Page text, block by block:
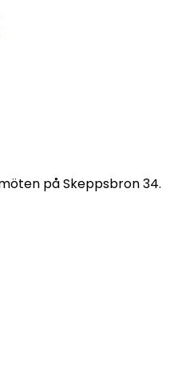
på Skeppsbron 34.